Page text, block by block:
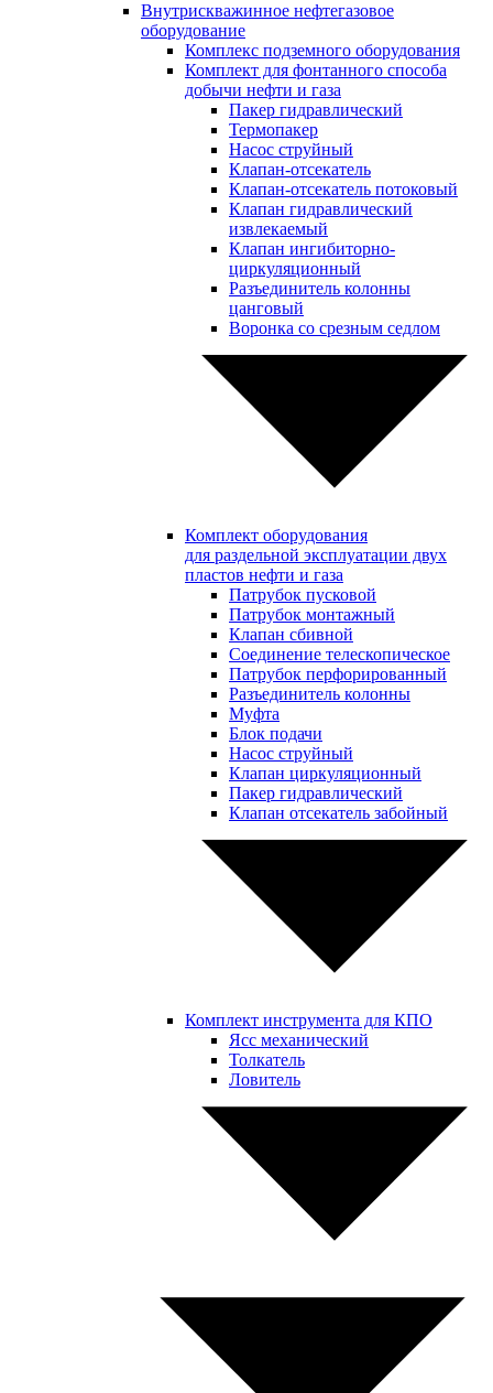
Внутрискважинное нефтегазовое
оборудование
Комплекс подземного оборудования
Комплект для фонтанного способа
добычи нефти и газа
Пакер гидравлический
Термопакер
Насос струйный
Клапан-отсекатель
Клапан-отсекатель потоковый
Клапан гидравлический
извлекаемый
Клапан ингибиторно-
циркуляционный
Разъединитель колонны
цанговый
Воронка со срезным седлом
Комплект оборудования
для раздельной эксплуатации двух
пластов нефти и газа
Патрубок пусковой
Патрубок монтажный
Клапан сбивной
Соединение телескопическое
Патрубок перфорированный
Разъединитель колонны
Муфта
Блок подачи
Насос струйный
Клапан циркуляционный
Пакер гидравлический
Клапан отсекатель забойный
Комплект инструмента для КПО
Ясс механический
Толкатель
Ловитель